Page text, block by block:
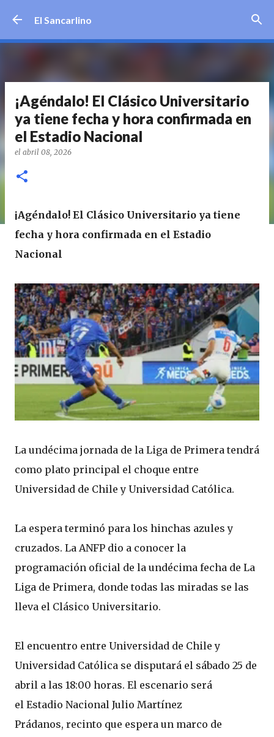
El Sancarlino
¡Agéndalo! El Clásico Universitario
ya tiene fecha y hora confirmada en
el Estadio Nacional
el abril 08, 2026
¡Agéndalo! El Clásico Universitario ya tiene
fecha y hora confirmada en el Estadio
Nacional
La undécima jornada de la Liga de Primera tendrá
como plato principal el choque entre
Universidad de Chile y Universidad Católica.
La espera terminó para los hinchas azules y
cruzados. La ANFP dio a conocer la
programación oficial de la undécima fecha de La
Liga de Primera, donde todas las miradas se las
lleva el Clásico Universitario.
El encuentro entre Universidad de Chile y
Universidad Católica se disputará el sábado 25 de
abril a las 18:00 horas. El escenario será
el Estadio Nacional Julio Martínez
Prádanos, recinto que espera un marco de